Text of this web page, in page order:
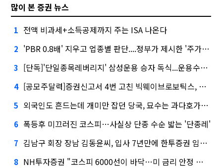
많이 본 증권 뉴스
1 전액 비과세+소득공제까지 주는 ISA 나온다
2 'PBR 0.8배' 지우고 업종별 판단....정부가 제시한 '주가 누르기' 방지법
3 [단독]'단일종목레버리지' 삼성운용 승자 독식...운용수익 미래에셋의 6배
4 [공모주달력]증권신고서 4번 고친 빅웨이브로보틱스, 수요예측
5 외국인도 흔드는데 개미만 잡던 당국, 묘수는 과다호가부담금?
6 폭등후 미끄러진 코스피…사실상 단종 수순 밟는 '단종레'
7 김남구 회장 장남 김동윤씨, 입사 7년만에 한투증권 임원 승진
8 NH투자증권 "코스피 6000선이 바닥…미 금리 안정 후 추가 회복"